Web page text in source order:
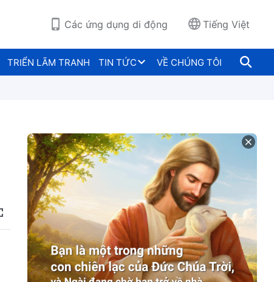
Các ứng dụng di động Tiếng Việt
TRIỂN LÃM TRANH TIN TỨC VỀ CHÚNG TÔI